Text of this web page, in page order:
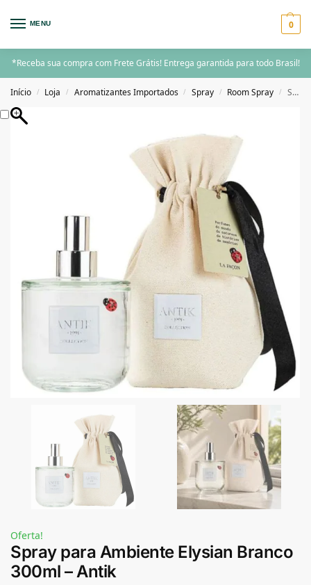
MENU 0
*Receba sua compra com Frete Grátis! Entrega garantida para todo Brasil!
Início / Loja / Aromatizantes Importados / Spray / Room Spray / Spray para Ambiente Elysian Branco 300ml – Antik
Oferta!
Spray para Ambiente Elysian Branco
300ml – Antik